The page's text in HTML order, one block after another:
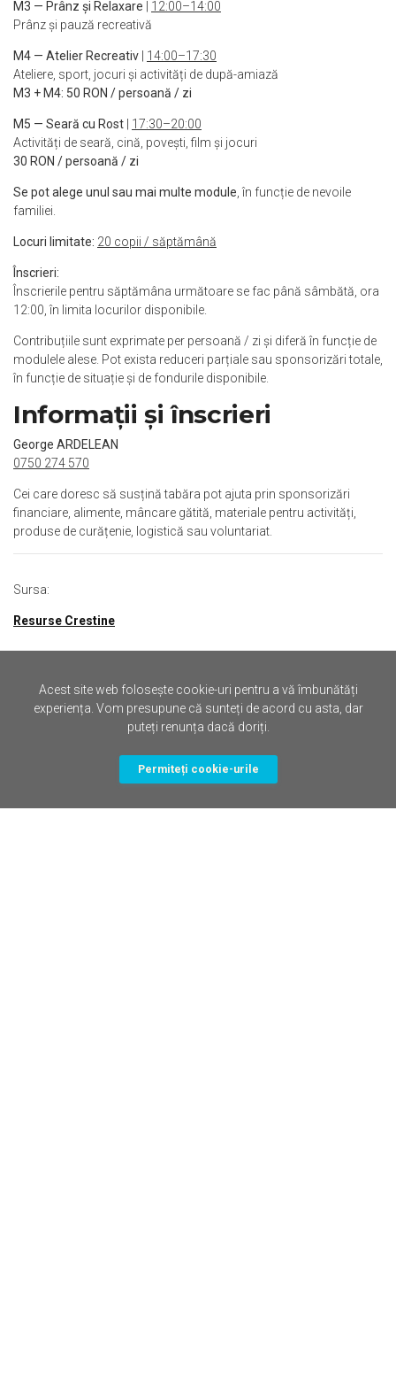
M3 — Prânz și Relaxare
12:00–14:00
Prânz și pauză recreativă
M4 — Atelier Recreativ
14:00–17:30
Ateliere, sport, jocuri și activități de după-amiază
M3 + M4: 50 RON / persoană / zi
M5 — Seară cu Rost
17:30–20:00
Activități de seară, cină, povești, film și jocuri
30 RON / persoană / zi
Se pot alege unul sau mai multe module , în funcție de nevoile
familiei.
Locuri limitate: 20 copii / săptămână
Înscrieri:
Înscrierile pentru săptămâna următoare se fac până sâmbătă, ora
12:00, în limita locurilor disponibile.
Contribuțiile sunt exprimate per persoană / zi și diferă în funcție de
modulele alese. Pot exista reduceri parțiale sau sponsorizări totale,
în funcție de situație și de fondurile disponibile.
Informații și înscrieri
George ARDELEAN
0750 274 570
Cei care doresc să susțină tabăra pot ajuta prin sponsorizări
financiare, alimente, mâncare gătită, materiale pentru activități,
produse de curățenie, logistică sau voluntariat.
Sursa:
Resurse Crestine
Altele de la Resurse Crestine
Poezii creștine de Dionisie Giuchici - Domnul, nu eu! - volumul I
Acest site web folosește cookie-uri pentru a vă îmbunătăți
experiența. Vom presupune că sunteți de acord cu asta, dar
puteți renunța dacă doriți.
Permiteți cookie-urile